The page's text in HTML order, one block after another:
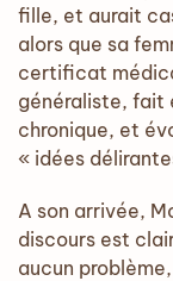
fille, et aurait
alors que sa
certificat
généraliste, fait
chronique, et
« idées
A son arrivée,
discours est
aucun